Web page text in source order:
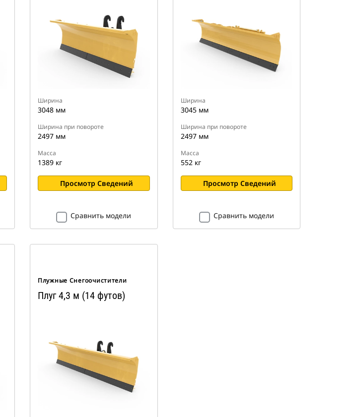
Ширина
3048 мм
Ширина при повороте
2497 мм
Масса
1389 кг
Просмотр Сведений
Сравнить модели
Ширина
3045 мм
Ширина при повороте
2497 мм
Масса
552 кг
Просмотр Сведений
Сравнить модели
Плужные Снегоочистители
Плуг 4,3 м (14 футов)